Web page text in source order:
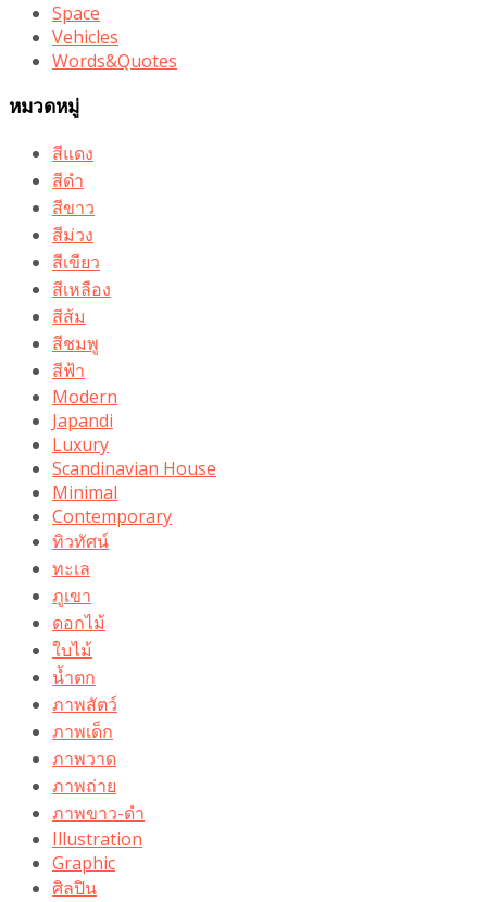
Space
Vehicles
Words&Quotes
หมวดหมู่
สีแดง
สีดำ
สีขาว
สีม่วง
สีเขียว
สีเหลือง
สีส้ม
สีชมพู
สีฟ้า
Modern
Japandi
Luxury
Scandinavian House
Minimal
Contemporary
ทิวทัศน์
ทะเล
ภูเขา
ดอกไม้
ใบไม้
น้ำตก
ภาพสัตว์
ภาพเด็ก
ภาพวาด
ภาพถ่าย
ภาพขาว-ดำ
Illustration
Graphic
ศิลปิน